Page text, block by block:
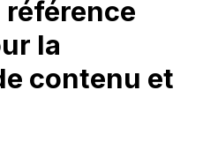
référence
la
contenu et